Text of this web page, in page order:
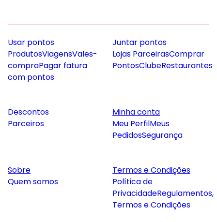
Usar pontos
ProdutosViagensVales-
compraPagar fatura
com pontos
Juntar pontos
Lojas ParceirasComprar
PontosClubeRestaurantes
Descontos
Parceiros
Minha conta
Meu PerfilMeus
PedidosSegurança
Sobre
Quem somos
Termos e Condições
Política de
PrivacidadeRegulamentos,
Termos e Condições